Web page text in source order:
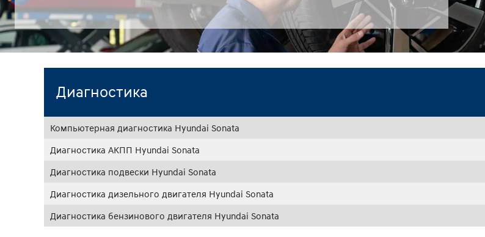
Диагностика
Компьютерная диагностика Hyundai Sonata
Диагностика АКПП Hyundai Sonata
Диагностика подвески Hyundai Sonata
Диагностика дизельного двигателя Hyundai Sonata
Диагностика бензинового двигателя Hyundai Sonata